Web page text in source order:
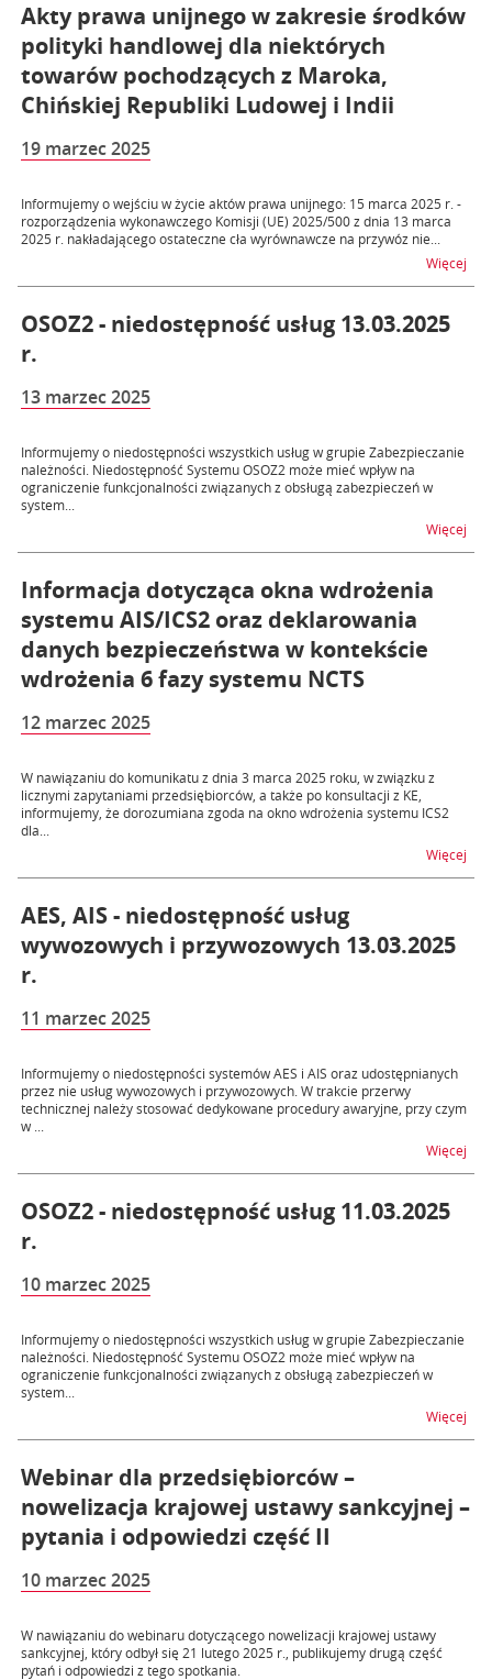
Akty prawa unijnego w zakresie środków
polityki handlowej dla niektórych
towarów pochodzących z Maroka,
Chińskiej Republiki Ludowej i Indii
19 marzec 2025
Informujemy o wejściu w życie aktów prawa unijnego: 15 marca 2025 r. -
rozporządzenia wykonawczego Komisji (UE) 2025/500 z dnia 13 marca
2025 r. nakładającego ostateczne cła wyrównawcze na przywóz nie...
Więcej
OSOZ2 - niedostępność usług 13.03.2025
r.
13 marzec 2025
Informujemy o niedostępności wszystkich usług w grupie Zabezpieczanie
należności. Niedostępność Systemu OSOZ2 może mieć wpływ na
ograniczenie funkcjonalności związanych z obsługą zabezpieczeń w
system...
Więcej
Informacja dotycząca okna wdrożenia
systemu AIS/ICS2 oraz deklarowania
danych bezpieczeństwa w kontekście
wdrożenia 6 fazy systemu NCTS
12 marzec 2025
W nawiązaniu do komunikatu z dnia 3 marca 2025 roku, w związku z
licznymi zapytaniami przedsiębiorców, a także po konsultacji z KE,
informujemy, że dorozumiana zgoda na okno wdrożenia systemu ICS2
dla...
Więcej
AES, AIS - niedostępność usług
wywozowych i przywozowych 13.03.2025
r.
11 marzec 2025
Informujemy o niedostępności systemów AES i AIS oraz udostępnianych
przez nie usług wywozowych i przywozowych. W trakcie przerwy
technicznej należy stosować dedykowane procedury awaryjne, przy czym
w ...
Więcej
OSOZ2 - niedostępność usług 11.03.2025
r.
10 marzec 2025
Informujemy o niedostępności wszystkich usług w grupie Zabezpieczanie
należności. Niedostępność Systemu OSOZ2 może mieć wpływ na
ograniczenie funkcjonalności związanych z obsługą zabezpieczeń w
system...
Więcej
Webinar dla przedsiębiorców –
nowelizacja krajowej ustawy sankcyjnej –
pytania i odpowiedzi część II
10 marzec 2025
W nawiązaniu do webinaru dotyczącego nowelizacji krajowej ustawy
sankcyjnej, który odbył się 21 lutego 2025 r., publikujemy drugą część
pytań i odpowiedzi z tego spotkania.